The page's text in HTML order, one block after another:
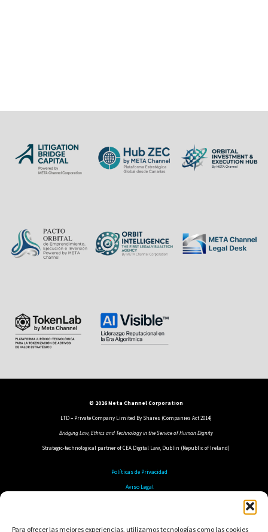
Para ofrecer las mejores experiencias, utilizamos tecnologías como las cookies
© 2026 Meta Channel Corporation
LTD – Private Company Limited By Shares (Companies Act 2014)
Bridging Law, Ethics and Technology in the Service of Human Dignity
Strategic-technological partner of CEA Digital Law, Dublin (Republic of Ireland)
Políticas de Privacidad
Aviso Legal